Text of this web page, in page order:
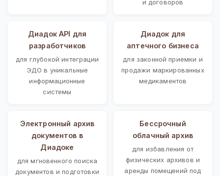
и договоров
Диадок API для
разработчиков
для глубокой интеграции
ЭДО в уникальные
информационные
системы
Диадок для
аптечного бизнеса
для законной приемки и
продажи маркированных
медикаментов
Электронный архив
документов в
Диадоке
для мгновенного поиска
документов и подготовки
Бессрочный
облачный архив
для избавления от
физических архивов и
аренды помещений под